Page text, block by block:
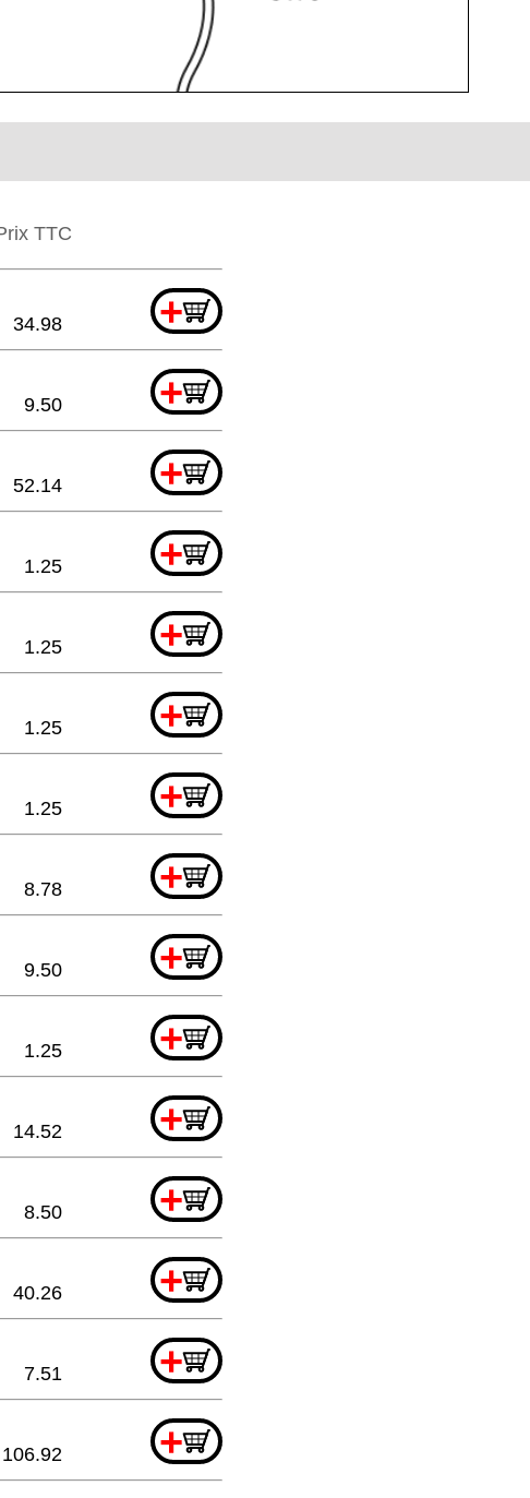
​​TTC
+
34.98
+
9.50
+
52.14
+
1.25
+
1.25
+
1.25
+
1.25
+
8.78
+
9.50
+
1.25
+
14.52
+
8.50
+
40.26
+
7.51
+
106.92